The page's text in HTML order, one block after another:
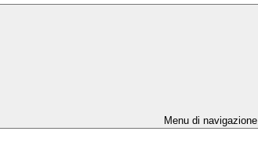
Menu di navigazione